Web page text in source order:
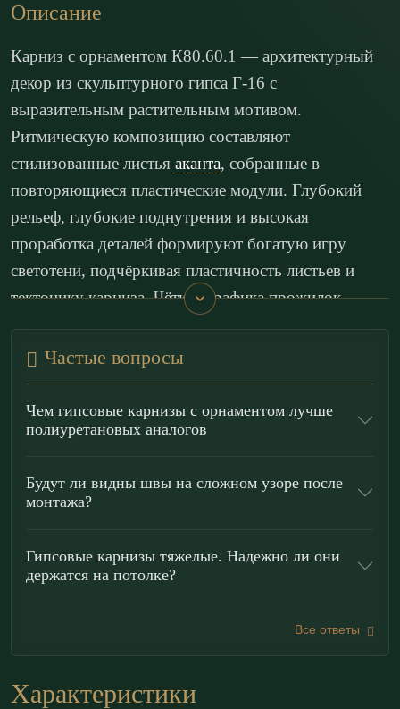
Описание
Карниз с орнаментом К80.60.1 — архитектурный
декор из скульптурного гипса Г-16 с
выразительным растительным мотивом.
Ритмическую композицию составляют
стилизованные листья аканта, собранные в
повторяющиеся пластические модули. Глубокий
рельеф, глубокие поднутрения и высокая
проработка деталей формируют богатую игру
светотени, подчёркивая пластичность листьев и
тектонику карниза. Чёткая графика прожилок,
ритмический рисунок придают изделию
Орнаментальный карниз органично соответствует
предназначен для акцентирования периметра
потолка, оформления парадных залов, гостиных,
Выразительный профиль объединяет плоскость
потолка и стену, формируя ощущение
торжественность пространства. Карниз становится
симметричной композицией, благородными
Частые вопросы
Чем гипсовые карнизы с орнаментом лучше
полиуретановых аналогов
Будут ли видны швы на сложном узоре после
монтажа?
Гипсовые карнизы тяжелые. Надежно ли они
держатся на потолке?
Все ответы
Характеристики